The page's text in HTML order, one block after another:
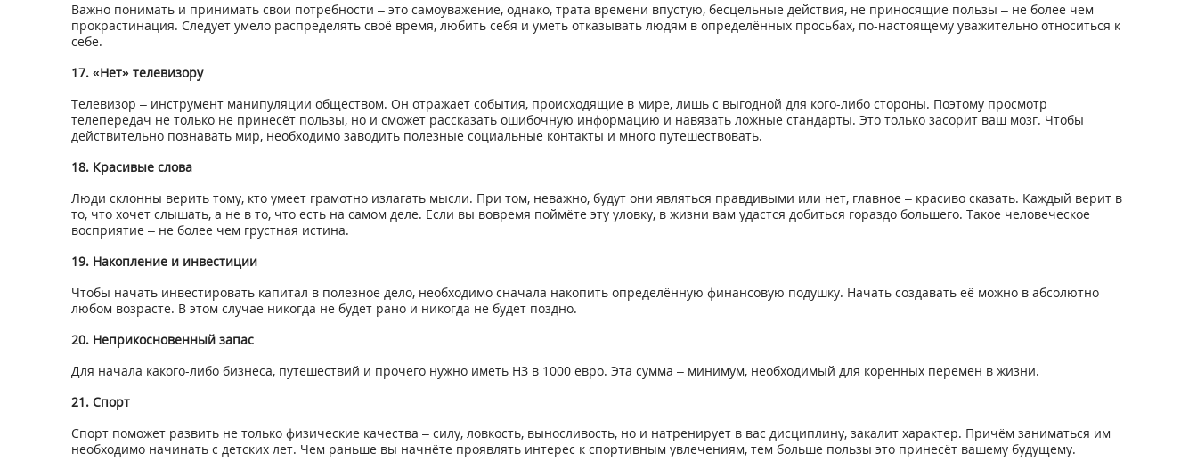
Важно понимать и принимать свои потребности – это самоуважение, однако, трата времени впустую, бесцельные действия, не приносящие пользы – не более чем
прокрастинация. Следует умело распределять своё время, любить себя и уметь отказывать людям в определённых просьбах, по-настоящему уважительно относиться к
себе.
17. «Нет» телевизору
Телевизор – инструмент манипуляции обществом. Он отражает события, происходящие в мире, лишь с выгодной для кого-либо стороны. Поэтому просмотр
телепередач не только не принесёт пользы, но и сможет рассказать ошибочную информацию и навязать ложные стандарты. Это только засорит ваш мозг. Чтобы
действительно познавать мир, необходимо заводить полезные социальные контакты и много путешествовать.
18. Красивые слова
Люди склонны верить тому, кто умеет грамотно излагать мысли. При том, неважно, будут они являться правдивыми или нет, главное – красиво сказать. Каждый верит в
то, что хочет слышать, а не в то, что есть на самом деле. Если вы вовремя поймёте эту уловку, в жизни вам удастся добиться гораздо большего. Такое человеческое
восприятие – не более чем грустная истина.
19. Накопление и инвестиции
Чтобы начать инвестировать капитал в полезное дело, необходимо сначала накопить определённую финансовую подушку. Начать создавать её можно в абсолютно
любом возрасте. В этом случае никогда не будет рано и никогда не будет поздно.
20. Неприкосновенный запас
Для начала какого-либо бизнеса, путешествий и прочего нужно иметь НЗ в 1000 евро. Эта сумма – минимум, необходимый для коренных перемен в жизни.
21. Спорт
Спорт поможет развить не только физические качества – силу, ловкость, выносливость, но и натренирует в вас дисциплину, закалит характер. Причём заниматься им
необходимо начинать с детских лет. Чем раньше вы начнёте проявлять интерес к спортивным увлечениям, тем больше пользы это принесёт вашему будущему.